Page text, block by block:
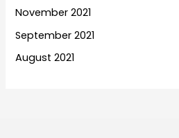
November 2021
September 2021
August 2021